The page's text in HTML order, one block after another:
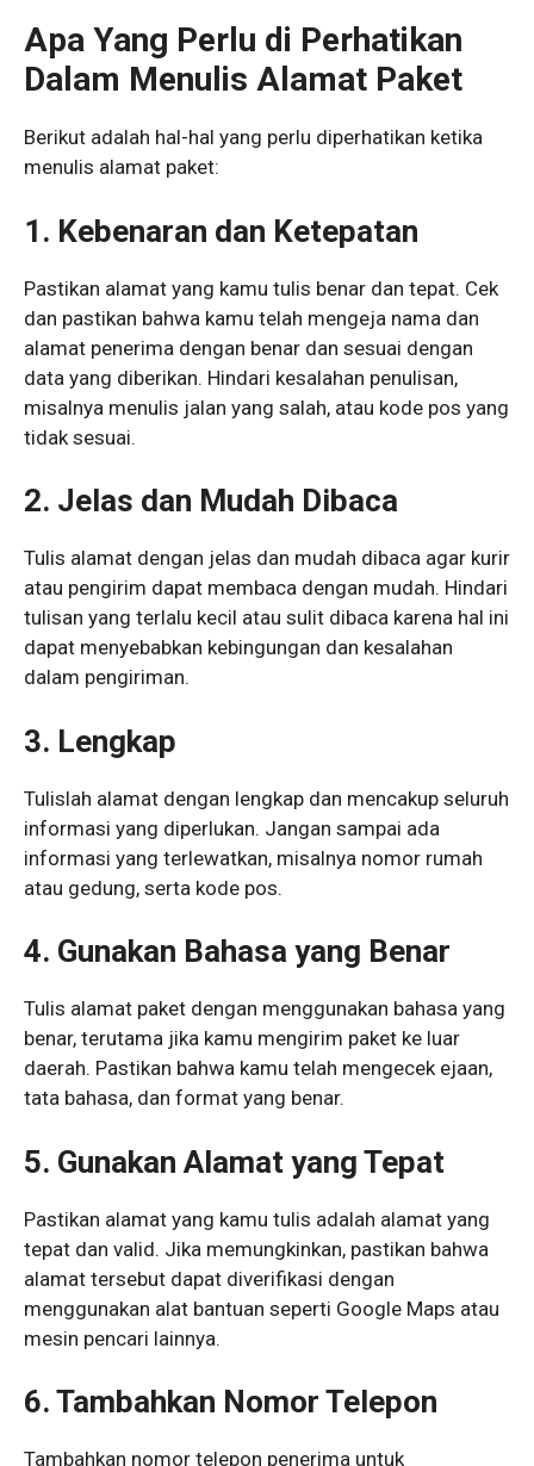
Apa Yang Perlu di Perhatikan
Dalam Menulis Alamat Paket
Berikut adalah hal-hal yang perlu diperhatikan ketika
menulis alamat paket:
1. Kebenaran dan Ketepatan
Pastikan alamat yang kamu tulis benar dan tepat. Cek
dan pastikan bahwa kamu telah mengeja nama dan
alamat penerima dengan benar dan sesuai dengan
data yang diberikan. Hindari kesalahan penulisan,
misalnya menulis jalan yang salah, atau kode pos yang
tidak sesuai.
2. Jelas dan Mudah Dibaca
Tulis alamat dengan jelas dan mudah dibaca agar kurir
atau pengirim dapat membaca dengan mudah. Hindari
tulisan yang terlalu kecil atau sulit dibaca karena hal ini
dapat menyebabkan kebingungan dan kesalahan
dalam pengiriman.
3. Lengkap
Tulislah alamat dengan lengkap dan mencakup seluruh
informasi yang diperlukan. Jangan sampai ada
informasi yang terlewatkan, misalnya nomor rumah
atau gedung, serta kode pos.
4. Gunakan Bahasa yang Benar
Tulis alamat paket dengan menggunakan bahasa yang
benar, terutama jika kamu mengirim paket ke luar
daerah. Pastikan bahwa kamu telah mengecek ejaan,
tata bahasa, dan format yang benar.
5. Gunakan Alamat yang Tepat
Pastikan alamat yang kamu tulis adalah alamat yang
tepat dan valid. Jika memungkinkan, pastikan bahwa
alamat tersebut dapat diverifikasi dengan
menggunakan alat bantuan seperti Google Maps atau
mesin pencari lainnya.
6. Tambahkan Nomor Telepon
Tambahkan nomor telepon penerima untuk